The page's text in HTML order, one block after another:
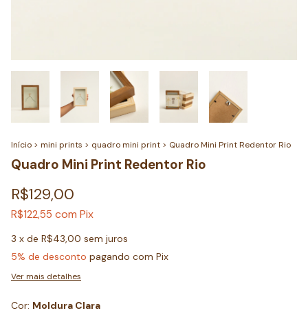
Início > mini prints > quadro mini print > Quadro Mini Print Redentor Rio
Quadro Mini Print Redentor Rio
R$129,00
R$122,55 com Pix
3 x de R$43,00 sem juros
5% de desconto pagando com Pix
Ver mais detalhes
Cor: Moldura Clara